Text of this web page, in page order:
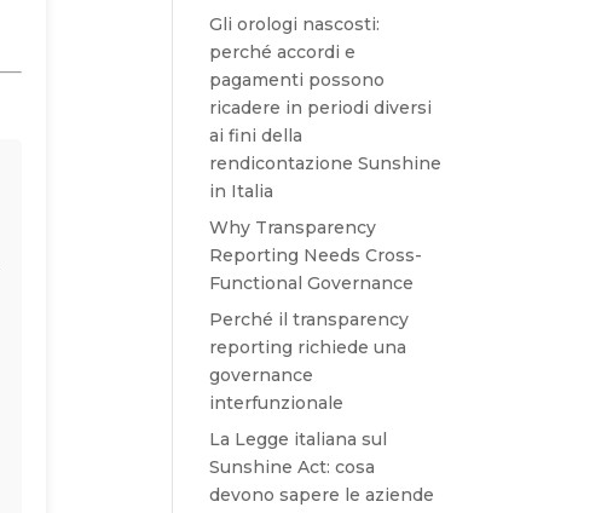
Gli orologi nascosti:
perché accordi e
pagamenti possono
ricadere in periodi diversi
ai fini della
rendicontazione Sunshine
in Italia
Why Transparency
Reporting Needs Cross-
Functional Governance
Perché il transparency
reporting richiede una
governance
interfunzionale
La Legge italiana sul
Sunshine Act: cosa
devono sapere le aziende